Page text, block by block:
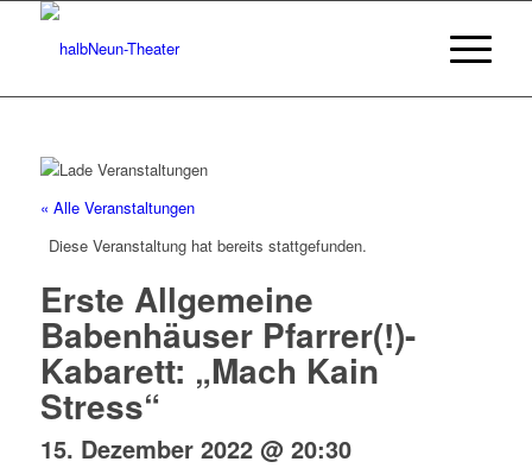
« Alle Veranstaltungen
Diese Veranstaltung hat bereits stattgefunden.
Erste Allgemeine
Babenhäuser Pfarrer(!)-
Kabarett: „Mach Kain
Stress“
15. Dezember 2022 @ 20:30